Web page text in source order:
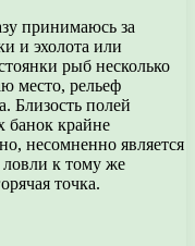
принимаюсь за
и эхолота или
рыб несколько
место, рельеф
Близость полей
банок крайне
несомненно является
ловли к тому же
точка.